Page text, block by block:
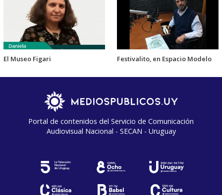
El Museo Figari Festivalito, en Espacio Modelo
Portal de contenidos del Servicio de Comunicación
Audiovisual Nacional - SECAN - Uruguay